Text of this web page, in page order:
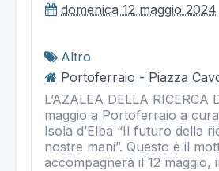
domenica 12 maggio 2024
Altro
Portoferraio - Piazza
L’AZALEA DELLA RICERCA
maggio a Portoferraio a
Isola d’Elba “Il futuro della
nostre mani”. Questo è il
accompagnerà il 12 maggio,